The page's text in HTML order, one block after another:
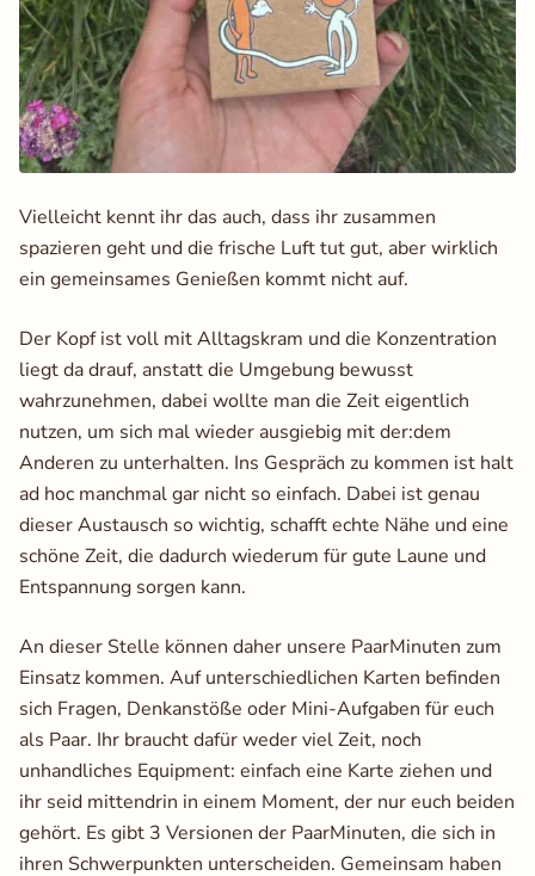
Vielleicht kennt ihr das auch, dass ihr zusammen
spazieren geht und die frische Luft tut gut, aber wirklich
ein gemeinsames Genießen kommt nicht auf.
Der Kopf ist voll mit Alltagskram und die Konzentration
liegt da drauf, anstatt die Umgebung bewusst
wahrzunehmen, dabei wollte man die Zeit eigentlich
nutzen, um sich mal wieder ausgiebig mit der:dem
Anderen zu unterhalten. Ins Gespräch zu kommen ist halt
ad hoc manchmal gar nicht so einfach. Dabei ist genau
dieser Austausch so wichtig, schafft echte Nähe und eine
schöne Zeit, die dadurch wiederum für gute Laune und
Entspannung sorgen kann.
An dieser Stelle können daher unsere PaarMinuten zum
Einsatz kommen. Auf unterschiedlichen Karten befinden
sich Fragen, Denkanstöße oder Mini-Aufgaben für euch
als Paar. Ihr braucht dafür weder viel Zeit, noch
unhandliches Equipment: einfach eine Karte ziehen und
ihr seid mittendrin in einem Moment, der nur euch beiden
gehört. Es gibt 3 Versionen der PaarMinuten, die sich in
ihren Schwerpunkten unterscheiden. Gemeinsam haben